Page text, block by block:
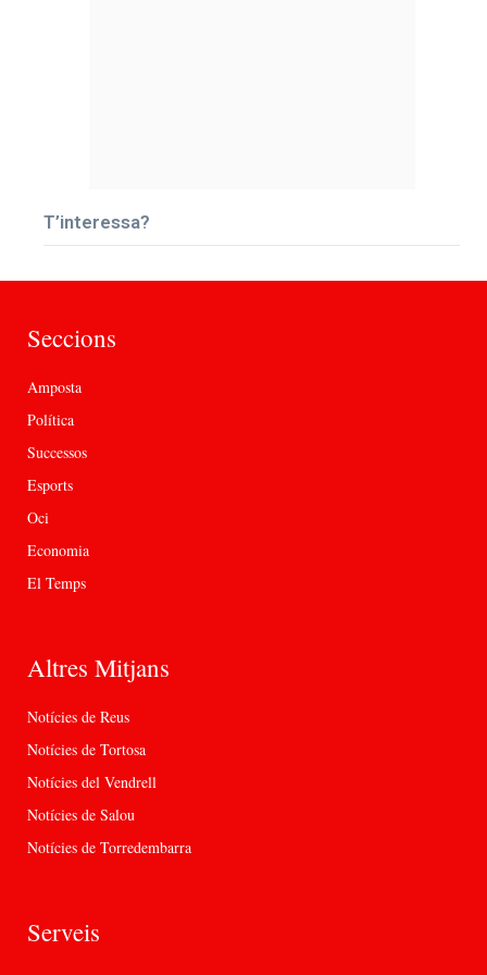
T’interessa?
Seccions
Amposta
Política
Successos
Esports
Oci
Economia
El Temps
Altres Mitjans
Notícies de Reus
Notícies de Tortosa
Notícies del Vendrell
Notícies de Salou
Notícies de Torredembarra
Serveis